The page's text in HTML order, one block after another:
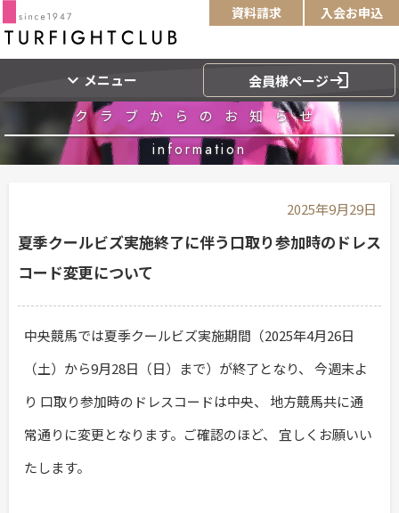
資料請求 入会お申込
expand_more メニュー 会員様ページlogin
クラブからのお知らせ
information
2025年9月29日
夏季クールビズ実施終了に伴う口取り参加時のドレス
コード変更について
中央競馬では夏季クールビズ実施期間（2025年4月26日
（土）から9月28日（日）まで）が終了となり、 今週末よ
り 口取り参加時のドレスコードは中央、 地方競馬共に通
常通りに変更となります。ご確認のほど、 宜しくお願いい
たします。